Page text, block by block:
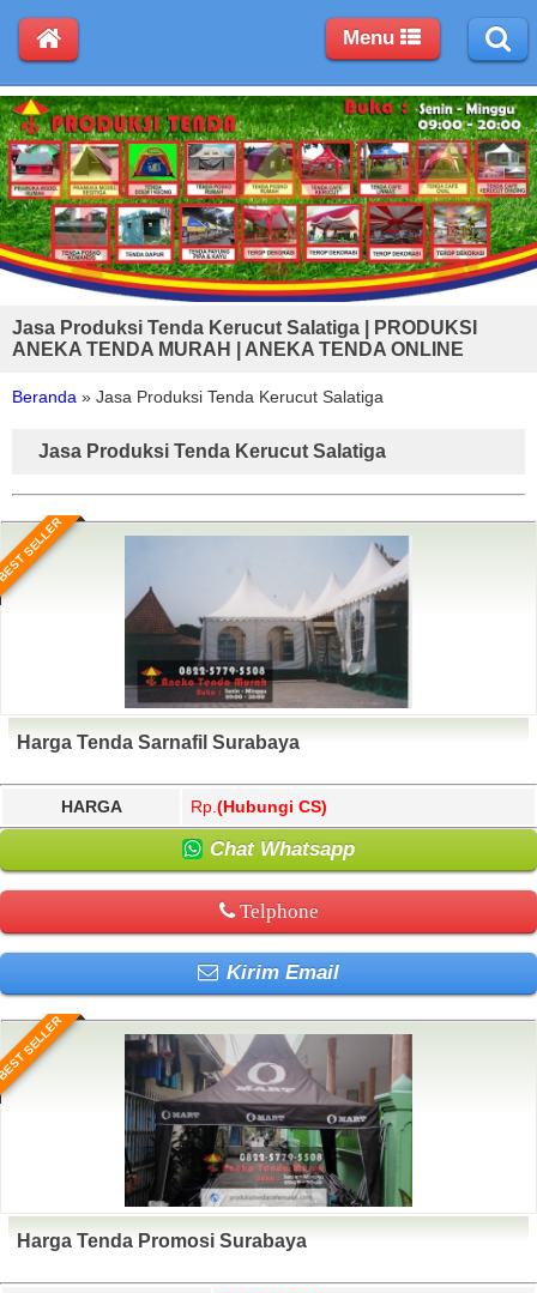
Jasa Produksi Tenda Kerucut Salatiga | PRODUKSI
ANEKA TENDA MURAH | ANEKA TENDA ONLINE
Beranda » Jasa Produksi Tenda Kerucut Salatiga
Jasa Produksi Tenda Kerucut Salatiga
SELLER
Harga Tenda Sarnafil Surabaya
HARGA Rp. (Hubungi CS)
Chat Whatsapp
Telphone
Kirim Email
SELLER
Harga Tenda Promosi Surabaya
Menu